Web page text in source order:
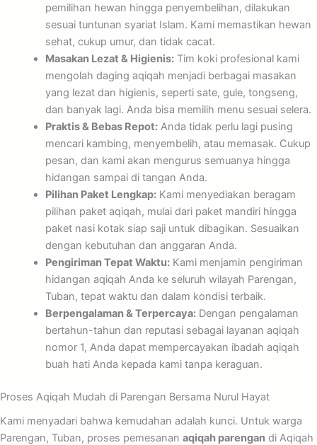
pemilihan hewan hingga penyembelihan, dilakukan
sesuai tuntunan syariat Islam. Kami memastikan hewan
sehat, cukup umur, dan tidak cacat.
Masakan Lezat & Higienis:Tim koki profesional kami
mengolah daging aqiqah menjadi berbagai masakan
yang lezat dan higienis, seperti sate, gule, tongseng,
dan banyak lagi. Anda bisa memilih menu sesuai selera.
Praktis & Bebas Repot:Anda tidak perlu lagi pusing
mencari kambing, menyembelih, atau memasak. Cukup
pesan, dan kami akan mengurus semuanya hingga
hidangan sampai di tangan Anda.
Pilihan Paket Lengkap:Kami menyediakan beragam
pilihan paket aqiqah, mulai dari paket mandiri hingga
paket nasi kotak siap saji untuk dibagikan. Sesuaikan
dengan kebutuhan dan anggaran Anda.
Pengiriman Tepat Waktu:Kami menjamin pengiriman
hidangan aqiqah Anda ke seluruh wilayah Parengan,
Tuban, tepat waktu dan dalam kondisi terbaik.
Berpengalaman & Terpercaya:Dengan pengalaman
bertahun-tahun dan reputasi sebagai layanan aqiqah
nomor 1, Anda dapat mempercayakan ibadah aqiqah
buah hati Anda kepada kami tanpa keraguan.
Proses Aqiqah Mudah di Parengan Bersama Nurul Hayat
Kami menyadari bahwa kemudahan adalah kunci. Untuk warga
Parengan, Tuban, proses pemesanan aqiqah parengan di Aqiqah